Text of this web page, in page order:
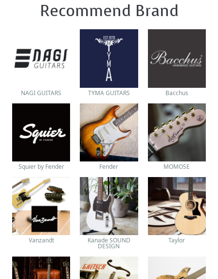
Recommend Brand
NAGI GUITARS TYMA GUITARS Bacchus
Squier by Fender Fender MOMOSE
Vanzandt Kanade SOUND
DESIGN
Taylor